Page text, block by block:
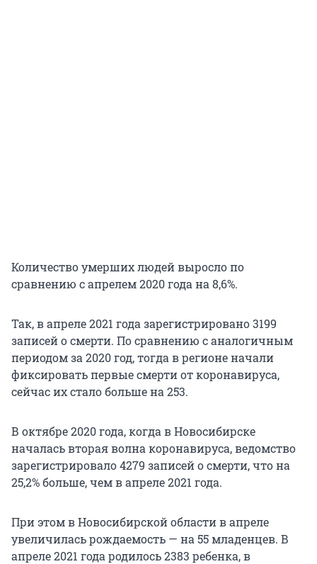
Количество умерших людей выросло по
сравнению с апрелем 2020 года на 8,6%.
Так, в апреле 2021 года зарегистрировано 3199
записей о смерти. По сравнению с аналогичным
периодом за 2020 год, тогда в регионе начали
фиксировать первые смерти от коронавируса,
сейчас их стало больше на 253.
В октябре 2020 года, когда в Новосибирске
началась вторая волна коронавируса, ведомство
зарегистрировало 4279 записей о смерти, что на
25,2% больше, чем в апреле 2021 года.
При этом в Новосибирской области в апреле
увеличилась рождаемость — на 55 младенцев. В
апреле 2021 года родилось 2383 ребенка, в